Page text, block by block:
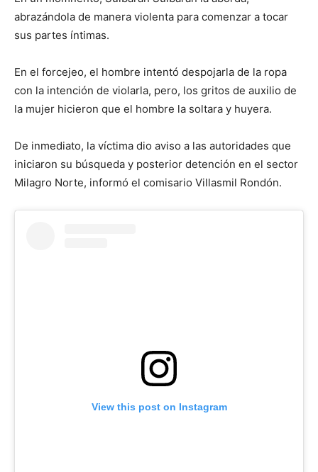
abrazándola de manera violenta para comenzar a tocar
sus partes íntimas.
En el forcejeo, el hombre intentó despojarla de la ropa
con la intención de violarla, pero, los gritos de auxilio de
la mujer hicieron que el hombre la soltara y huyera.
De inmediato, la víctima dio aviso a las autoridades que
iniciaron su búsqueda y posterior detención en el sector
Milagro Norte, informó el comisario Villasmil Rondón.
View this post on Instagram